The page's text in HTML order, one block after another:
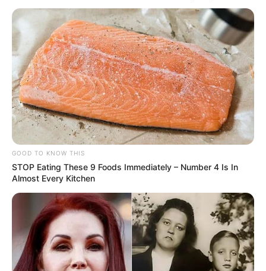
GOOD TO KNOW THIS
STOP Eating These 9 Foods Immediately – Number 4 Is In
Almost Every Kitchen